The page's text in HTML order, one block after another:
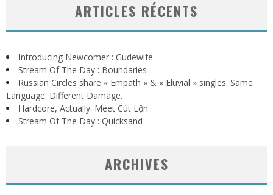
ARTICLES RÉCENTS
Introducing Newcomer : Gudewife
Stream Of The Day : Boundaries
Russian Circles share « Empath » & « Eluvial » singles. Same
Language. Different Damage.
Hardcore, Actually. Meet Cút Lộn
Stream Of The Day : Quicksand
ARCHIVES